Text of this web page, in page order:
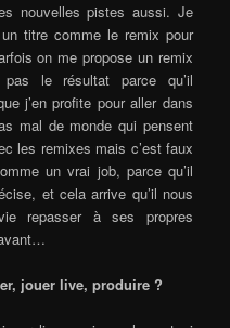
nouvelles pistes aussi. Je
titre comme le remix pour
on me propose un remix
le résultat parce qu’il
j’en profite pour aller dans
mal de monde qui pensent
les remixes mais c’est faux
un vrai job, parce qu’il
et cela arrive qu’il nous
repasser à ses propres
jouer live, produire ?